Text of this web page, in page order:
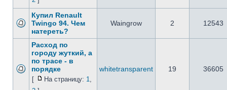
Купил Renault
Twingo 94. Чем
натереть?
Waingrow 2 12543
Расход по
городу жуткий, а
по трасе - в
порядке
[ На страницу: 1,
whitetransparent 19 36605